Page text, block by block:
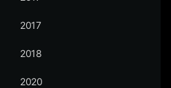
2017
2018
2020